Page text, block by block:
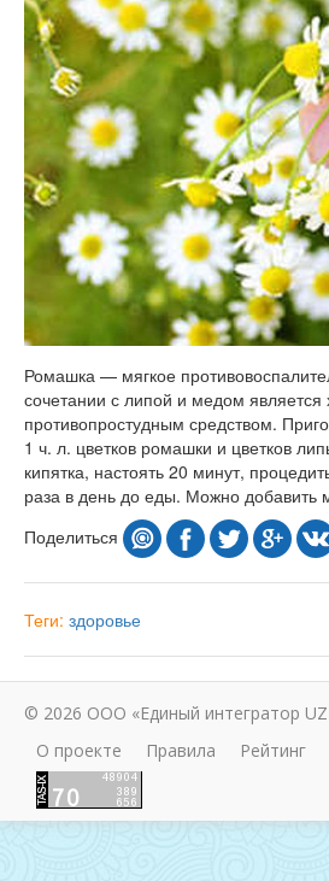
Ромашка — мягкое
сочетании с липой и медом
противопростудным средством.
1 ч. л. цветков ромашки и цветков
кипятка, настоять 20 минут,
раза в день до еды. Можно добавить
Поделиться
Теги: здоровье
© 2026 ООО «Единый интегратор
О проекте
Правила Рейтинг